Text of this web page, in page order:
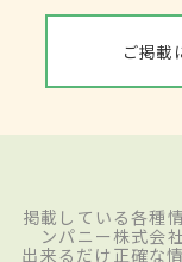
ご掲載
掲載している各種
ンパニー株式会
出来るだけ正確な